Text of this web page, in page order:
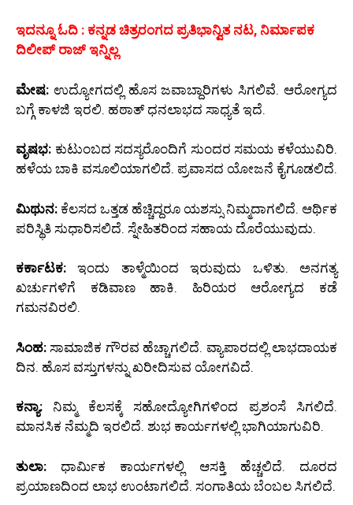
ಇದನ್ನೂ ಓದಿ : ಕನ್ನಡ ಚಿತ್ರರಂಗದ ಪ್ರತಿಭಾನ್ವಿತ ನಟ, ನಿರ್ಮಾಪಕ
ದಿಲೀಪ್ ರಾಜ್ ಇನ್ನಿಲ್ಲ
ಮೇಷ: ಉದ್ಯೋಗದಲ್ಲಿ ಹೊಸ ಜವಾಬ್ದಾರಿಗಳು ಸಿಗಲಿವೆ. ಆರೋಗ್ಯದ
ಬಗ್ಗೆ ಕಾಳಜಿ ಇರಲಿ. ಹಠಾತ್ ಧನಲಾಭದ ಸಾಧ್ಯತೆ ಇದೆ.
ವೃಷಭ: ಕುಟುಂಬದ ಸದಸ್ಯರೊಂದಿಗೆ ಸುಂದರ ಸಮಯ ಕಳೆಯುವಿರಿ.
ಹಳೆಯ ಬಾಕಿ ವಸೂಲಿಯಾಗಲಿದೆ. ಪ್ರವಾಸದ ಯೋಜನೆ ಕೈಗೂಡಲಿದೆ.
ಮಿಥುನ: ಕೆಲಸದ ಒತ್ತಡ ಹೆಚ್ಚಿದ್ದರೂ ಯಶಸ್ಸು ನಿಮ್ಮದಾಗಲಿದೆ. ಆರ್ಥಿಕ
ಪರಿಸ್ಥಿತಿ ಸುಧಾರಿಸಲಿದೆ. ಸ್ನೇಹಿತರಿಂದ ಸಹಾಯ ದೊರೆಯುವುದು.
ಕರ್ಕಾಟಕ: ಇಂದು ತಾಳ್ಮೆಯಿಂದ ಇರುವುದು ಒಳಿತು. ಅನಗತ್ಯ
ಖರ್ಚುಗಳಿಗೆ ಕಡಿವಾಣ ಹಾಕಿ. ಹಿರಿಯರ ಆರೋಗ್ಯದ ಕಡೆ
ಗಮನವಿರಲಿ.
ಸಿಂಹ: ಸಾಮಾಜಿಕ ಗೌರವ ಹೆಚ್ಚಾಗಲಿದೆ. ವ್ಯಾಪಾರದಲ್ಲಿ ಲಾಭದಾಯಕ
ದಿನ. ಹೊಸ ವಸ್ತುಗಳನ್ನು ಖರೀದಿಸುವ ಯೋಗವಿದೆ.
ಕನ್ಯಾ: ನಿಮ್ಮ ಕೆಲಸಕ್ಕೆ ಸಹೋದ್ಯೋಗಿಗಳಿಂದ ಪ್ರಶಂಸೆ ಸಿಗಲಿದೆ.
ಮಾನಸಿಕ ನೆಮ್ಮದಿ ಇರಲಿದೆ. ಶುಭ ಕಾರ್ಯಗಳಲ್ಲಿ ಭಾಗಿಯಾಗುವಿರಿ.
ತುಲಾ: ಧಾರ್ಮಿಕ ಕಾರ್ಯಗಳಲ್ಲಿ ಆಸಕ್ತಿ ಹೆಚ್ಚಲಿದೆ. ದೂರದ
ಪ್ರಯಾಣದಿಂದ ಲಾಭ ಉಂಟಾಗಲಿದೆ. ಸಂಗಾತಿಯ ಬೆಂಬಲ ಸಿಗಲಿದೆ.